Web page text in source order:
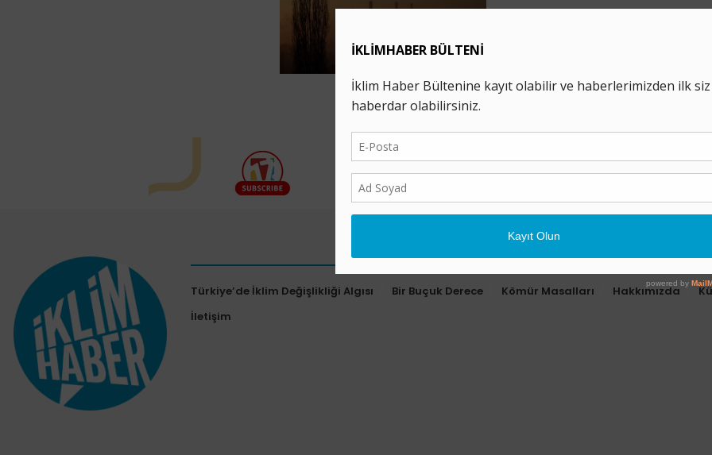
Türkiye’de İklim Değişlikliği Algısı Bir Buçuk Derece Kömür Masalları Hakkımızda
İletişim